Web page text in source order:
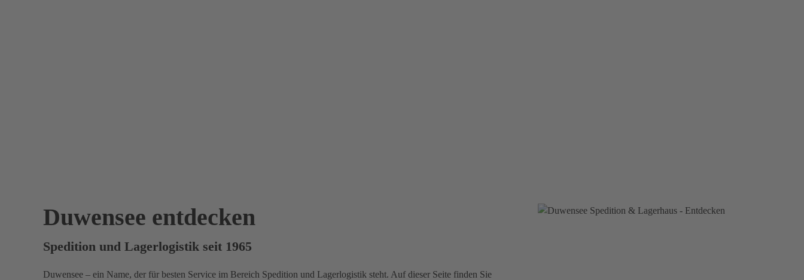
Duwensee entdecken
Spedition und Lagerlogistik seit 1965
Duwensee – ein Name, der für besten Service im Bereich Spedition und Lagerlogistik steht. Auf dieser Seite finden Sie